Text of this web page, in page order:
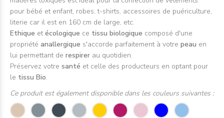
pour bébé et enfant, robes, t-shirts, accessoires de puériculture,
literie car il est en 160 cm de large, etc.
Ethique etécologique ce tissu biologique composé d'une
propriété anallergique s'accorde parfaitement à votre peau en
lui permettant de respirer au quotidien.
Préservez votre santé et celle des producteurs en optant pour
le tissu Bio.
Ce produit est également disponible dans les couleurs suivantes :